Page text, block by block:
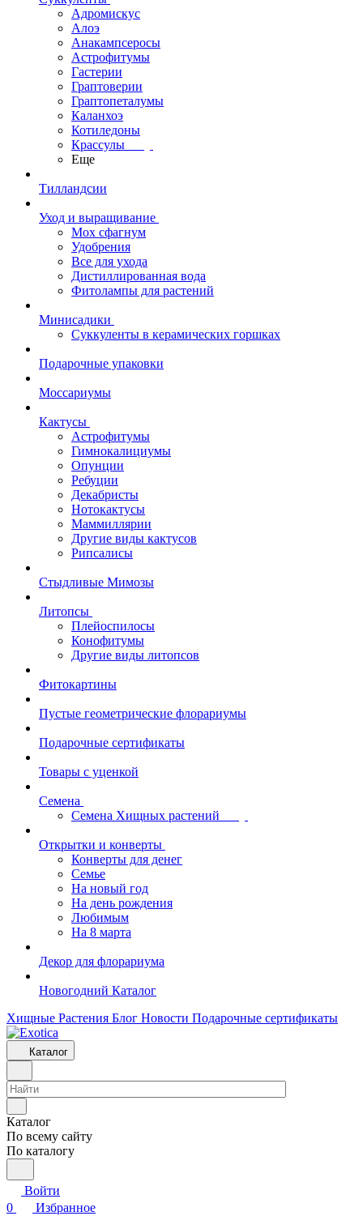
Адромискус
Алоэ
Анакампсеросы
Астрофитумы
Гастерии
Граптоверии
Граптопеталумы
Каланхоэ
Котиледоны
Крассулы
Еще
Тилландсии
Уход и выращивание
Мох сфагнум
Удобрения
Все для ухода
Дистиллированная вода
Фитолампы для растений
Минисадики
Суккуленты в керамических горшках
Подарочные упаковки
Моссариумы
Кактусы
Астрофитумы
Гимнокалициумы
Опунции
Ребуции
Декабристы
Нотокактусы
Маммиллярии
Другие виды кактусов
Рипсалисы
Стыдливые Мимозы
Литопсы
Плейоспилосы
Конофитумы
Другие виды литопсов
Фитокартины
Пустые геометрические флорариумы
Подарочные сертификаты
Товары с уценкой
Семена
Семена Хищных растений
Открытки и конверты
Конверты для денег
Семье
На новый год
На день рождения
Любимым
На 8 марта
Декор для флорариума
Новогодний Каталог
Хищные Растения Блог Новости Подарочные сертификаты
Каталог
Каталог
По всему сайту
По каталогу
Войти
0
Избранное